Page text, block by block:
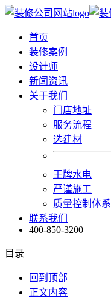
首页
装修案例
设计师
新闻资讯
关于我们
门店地址
服务流程
选建材
王牌水电
严谨施工
质量控制体系
联系我们
400-850-3200
目录
回到顶部
正文内容